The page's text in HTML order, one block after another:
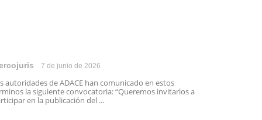
7 de junio de 2026
autoridades de ADACE han comunicado en estos
la siguiente convocatoria: “Queremos invitarlos a
en la publicación del ...